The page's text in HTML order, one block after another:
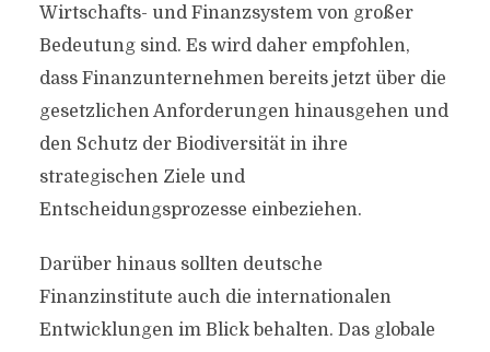
Wirtschafts- und Finanzsystem von großer
Bedeutung sind. Es wird daher empfohlen,
dass Finanzunternehmen bereits jetzt über die
gesetzlichen Anforderungen hinausgehen und
den Schutz der Biodiversität in ihre
strategischen Ziele und
Entscheidungsprozesse einbeziehen.
Darüber hinaus sollten deutsche
Finanzinstitute auch die internationalen
Entwicklungen im Blick behalten. Das globale